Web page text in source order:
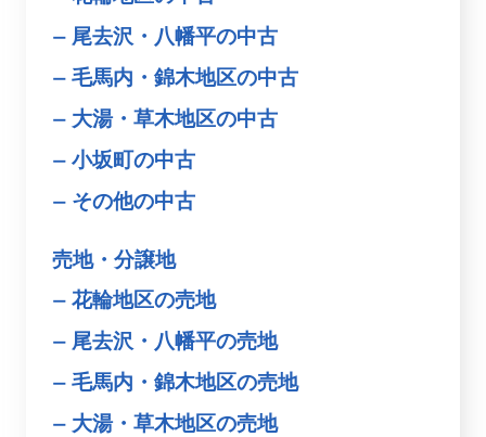
尾去沢・八幡平の中古
毛馬内・錦木地区の中古
大湯・草木地区の中古
小坂町の中古
その他の中古
売地・分譲地
花輪地区の売地
尾去沢・八幡平の売地
毛馬内・錦木地区の売地
大湯・草木地区の売地